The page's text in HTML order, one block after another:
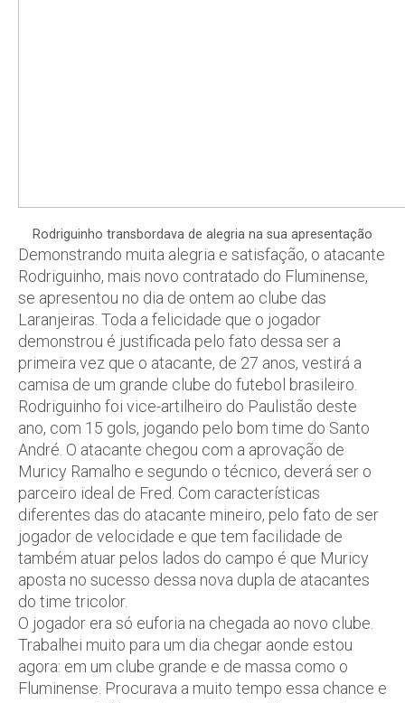
Rodriguinho transbordava de alegria na sua apresentação
Demonstrando muita alegria e satisfação, o atacante
Rodriguinho, mais novo contratado do Fluminense,
se apresentou no dia de ontem ao clube das
Laranjeiras. Toda a felicidade que o jogador
demonstrou é justificada pelo fato dessa ser a
primeira vez que o atacante, de 27 anos, vestirá a
camisa de um grande clube do futebol brasileiro.
Rodriguinho foi vice-artilheiro do Paulistão deste
ano, com 15 gols, jogando pelo bom time do Santo
André. O atacante chegou com a aprovação de
Muricy Ramalho e segundo o técnico, deverá ser o
parceiro ideal de Fred. Com características
diferentes das do atacante mineiro, pelo fato de ser
jogador de velocidade e que tem facilidade de
também atuar pelos lados do campo é que Muricy
aposta no sucesso dessa nova dupla de atacantes
do time tricolor.
O jogador era só euforia na chegada ao novo clube.
Trabalhei muito para um dia chegar aonde estou
agora: em um clube grande e de massa como o
Fluminense. Procurava a muito tempo essa chance e